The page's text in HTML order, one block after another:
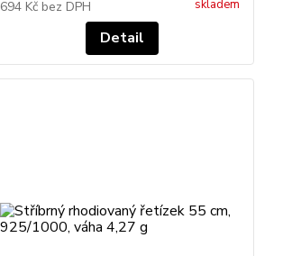
694 Kč bez DPH skladem
Detail